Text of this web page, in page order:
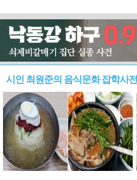
시인 최원준의 음식문화 잡학사전